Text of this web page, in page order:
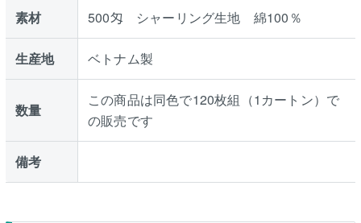
素材 500匁 シャーリング生地 綿100％
生産地 ベトナム製
数量
この商品は同色で120枚組（1カートン）で
の販売です
備考